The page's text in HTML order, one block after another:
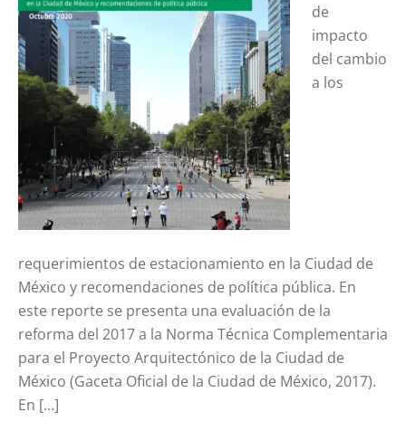
de
impacto
del cambio
a los
requerimientos de estacionamiento en la Ciudad de
México y recomendaciones de política pública. En
este reporte se presenta una evaluación de la
reforma del 2017 a la Norma Técnica Complementaria
para el Proyecto Arquitectónico de la Ciudad de
México (Gaceta Oficial de la Ciudad de México, 2017).
En […]